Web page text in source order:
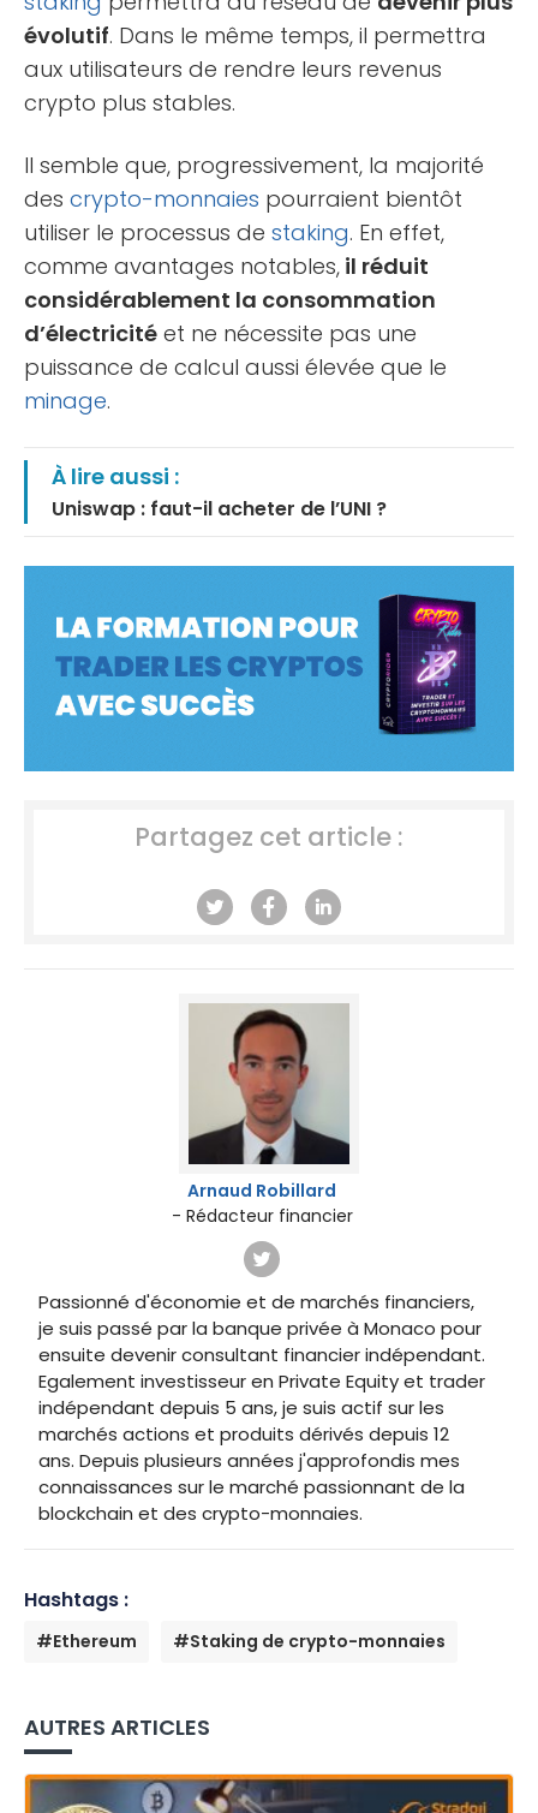
évolutif. Dans le même temps, il permettra
aux utilisateurs de rendre leurs revenus
crypto plus stables.
Il semble que, progressivement, la majorité
des crypto-monnaies pourraient bientôt
utiliser le processus de staking. En effet,
comme avantages notables, il réduit
considérablement la consommation
d’électricité et ne nécessite pas une
puissance de calcul aussi élevée que le
minage.
À lire aussi :
Uniswap : faut-il acheter de l’UNI ?
Partagez cet article :
Arnaud Robillard
- Rédacteur financier
Passionné d'économie et de marchés financiers,
je suis passé par la banque privée à Monaco pour
ensuite devenir consultant financier indépendant.
Egalement investisseur en Private Equity et trader
indépendant depuis 5 ans, je suis actif sur les
marchés actions et produits dérivés depuis 12
ans. Depuis plusieurs années j'approfondis mes
connaissances sur le marché passionnant de la
blockchain et des crypto-monnaies.
Hashtags :
#Ethereum #Staking de crypto-monnaies
AUTRES ARTICLES